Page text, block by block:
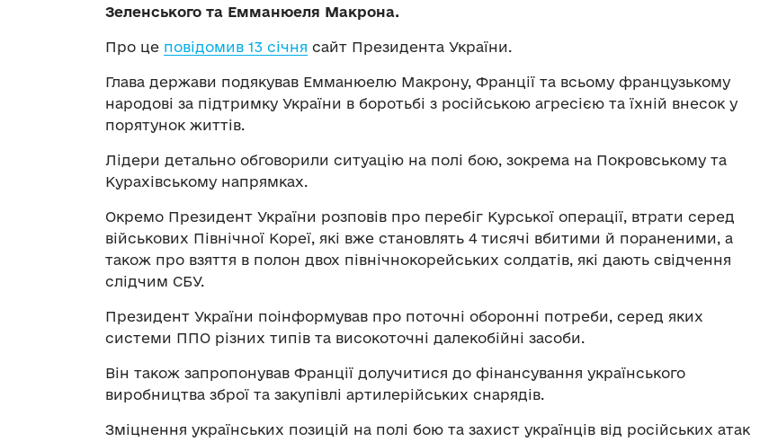
Зеленського та Емманюеля Макрона.
Про це повідомив 13 січня сайт Президента України.
Глава держави подякував Емманюелю Макрону, Франції та всьому французькому
народові за підтримку України в боротьбі з російською агресією та їхній внесок у
порятунок життів.
Лідери детально обговорили ситуацію на полі бою, зокрема на Покровському та
Курахівському напрямках.
Окремо Президент України розповів про перебіг Курської операції, втрати серед
військових Північної Кореї, які вже становлять 4 тисячі вбитими й пораненими, а
також про взяття в полон двох північнокорейських солдатів, які дають свідчення
слідчим СБУ.
Президент України поінформував про поточні оборонні потреби, серед яких
системи ППО різних типів та високоточні далекобійні засоби.
Він також запропонував Франції долучитися до фінансування українського
виробництва зброї та закупівлі артилерійських снарядів.
Зміцнення українських позицій на полі бою та захист українців від російських атак